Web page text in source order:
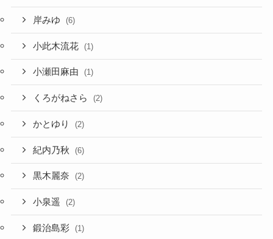
岸みゆ (6)
小此木流花 (1)
小瀬田麻由 (1)
くろがねさら (2)
かとゆり (2)
紀内乃秋 (6)
黒木麗奈 (2)
小泉遥 (2)
鍛治島彩 (1)